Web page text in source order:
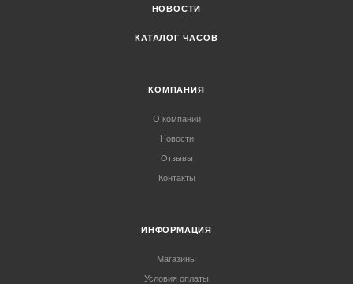
НОВОСТИ
КАТАЛОГ ЧАСОВ
КОМПАНИЯ
О компании
Новости
Отзывы
Контакты
ИНФОРМАЦИЯ
Магазины
Условия оплаты